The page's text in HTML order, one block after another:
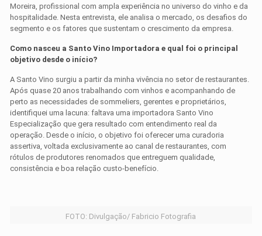
Moreira, profissional com ampla experiência no universo do vinho e da
hospitalidade. Nesta entrevista, ele analisa o mercado, os desafios do
segmento e os fatores que sustentam o crescimento da empresa.
Como nasceu a Santo Vino Importadora e qual foi o principal
objetivo desde o início?
A Santo Vino surgiu a partir da minha vivência no setor de restaurantes.
Após quase 20 anos trabalhando com vinhos e acompanhando de
perto as necessidades de sommeliers, gerentes e proprietários,
identifiquei uma lacuna: faltava uma importadora Santo Vino
Especialização que gera resultado com entendimento real da
operação. Desde o início, o objetivo foi oferecer uma curadoria
assertiva, voltada exclusivamente ao canal de restaurantes, com
rótulos de produtores renomados que entreguem qualidade,
consistência e boa relação custo-benefício.
FOTO: Divulgação/ Fabricio Fotografia